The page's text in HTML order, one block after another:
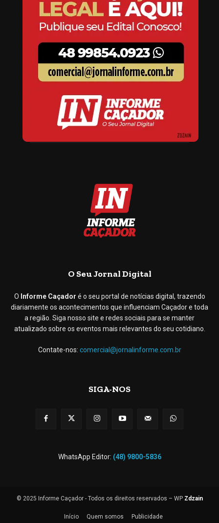
O Seu Jornal Digital
O Informe Caçador é o seu portal de notícias digital, trazendo
diariamente os acontecimentos que influenciam Caçador e toda
a região. Siga nosso site e redes sociais para se manter
atualizado sobre os eventos mais relevantes do seu cotidiano.
Contate-nos: comercial@jornalinforme.com.br
SIGA-NOS
WhatsApp Editor: (48) 9800-5836
© 2025 Informe Caçador - Todos os direitos reservados – WP Zdzain
Início Quem somos Publicidade